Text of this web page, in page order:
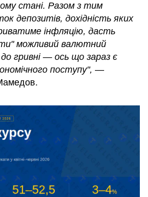
стані. Разом з тим
депозитів, дохідність яких
інфляцію, дасть
можливий валютний
гривні — ось що зараз є
поступу", —